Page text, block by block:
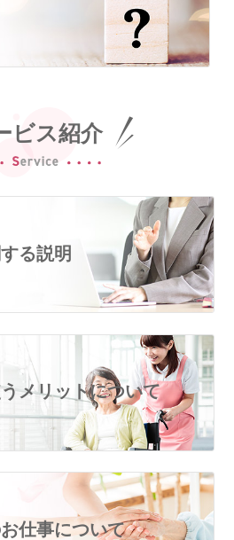
ビス紹介
る説明
メリットについて
仕事について